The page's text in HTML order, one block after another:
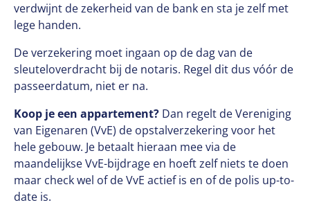
verdwijnt de zekerheid van de bank en sta je zelf met
lege handen.
De verzekering moet ingaan op de dag van de
sleuteloverdracht bij de notaris. Regel dit dus vóór de
passeerdatum, niet er na.
Koop je een appartement? Dan regelt de Vereniging
van Eigenaren (VvE) de opstalverzekering voor het
hele gebouw. Je betaalt hieraan mee via de
maandelijkse VvE-bijdrage en hoeft zelf niets te doen
maar check wel of de VvE actief is en of de polis up-to-
date is.